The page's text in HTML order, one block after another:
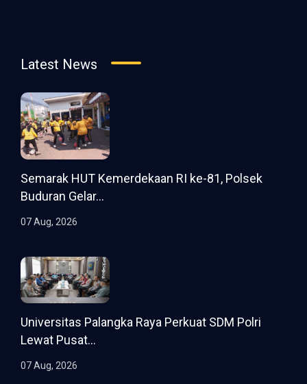
Latest News
Semarak HUT Kemerdekaan RI ke-81, Polsek
Buduran Gelar...
07 Aug, 2026
Universitas Palangka Raya Perkuat SDM Polri
Lewat Pusat...
07 Aug, 2026